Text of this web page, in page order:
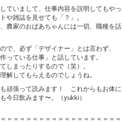
ていまして、仕事内容を説明してもやっ
や雑誌を見せても「？」。
農家のおばあちゃんには一切、職種を話
で、必ず「デザイナー」とは言わず、
っている仕事」と話しています。
しまったりするので（笑）。
解してもらえるのでしょうね。
頑張って読みます！ これからもお体に
今日飲みます〜。（yukki）
＝＝＝＝＝＝＝＝＝＝＝＝＝＝＝＝＝＝